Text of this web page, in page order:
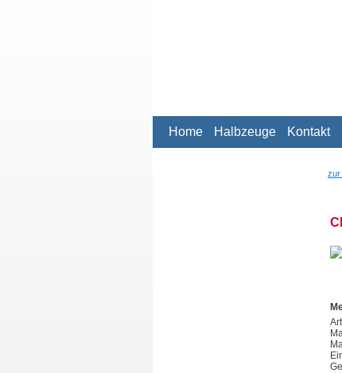
Home Halbzeuge Kontakt
zur